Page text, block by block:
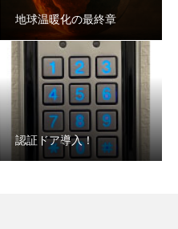
地球温暖化の最終章
認証ドア導入！